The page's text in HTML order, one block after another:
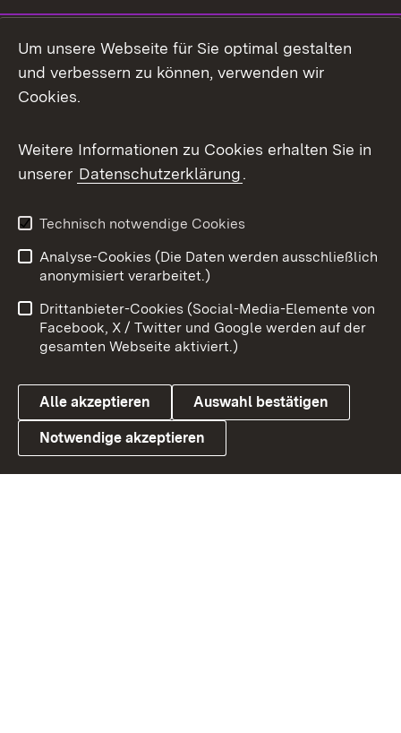
Facebook
X / Twitter
Youtube
Link zum Landesportal
Impressum
Kontakt
Barrierefreiheit
Datenschutz
Cookies
Um unsere Webseite für Sie optimal gestalten
und verbessern zu können, verwenden wir
Cookies.
Weitere Informationen zu Cookies erhalten Sie in
unserer Datenschutzerklärung.
Technisch notwendige Cookies
Analyse-Cookies (Die Daten werden ausschließlich
anonymisiert verarbeitet.)
Drittanbieter-Cookies (Social-Media-Elemente von
Facebook, X / Twitter und Google werden auf der
gesamten Webseite aktiviert.)
Alle akzeptieren Auswahl bestätigen
Notwendige akzeptieren